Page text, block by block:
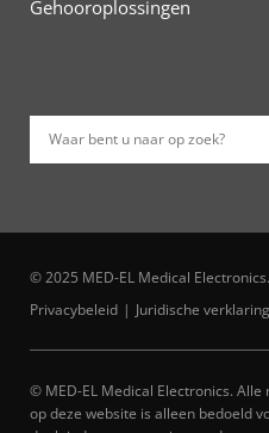
Gehooroplossingen
Waar bent u naar op zoek?
© 2025 MED-EL Medical
Privacybeleid
Juridische verklaring
© MED-EL Medical Electronics.
op deze website is alleen bedoeld